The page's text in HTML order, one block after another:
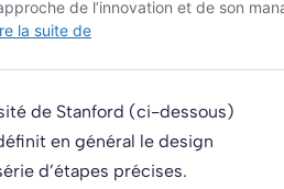
de Stanford (ci-dessous)
en général le design
d’étapes précises.